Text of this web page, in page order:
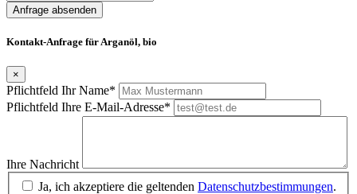
Anfrage absenden
Kontakt-Anfrage für Arganöl, bio
×
Pflichtfeld Ihr Name*
Pflichtfeld Ihre E-Mail-Adresse*
Ihre Nachricht
Ja, ich akzeptiere die geltenden Datenschutzbestimmungen.